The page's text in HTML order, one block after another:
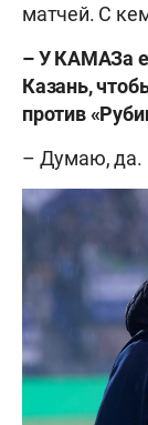
матчей. С
–У КАМАЗа
Казань,
против
– Думаю, да.